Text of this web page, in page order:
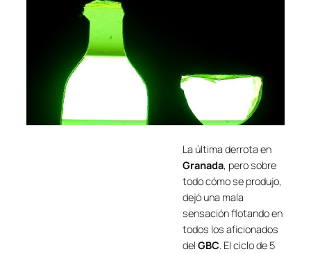
La última derrota en
Granada, pero sobre
todo cómo se produjo,
dejó una mala
sensación flotando en
todos los aficionados
del GBC. El ciclo de 5